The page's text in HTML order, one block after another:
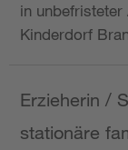
in unbefristeter
Kinderdorf
Erzieherin /
stationäre